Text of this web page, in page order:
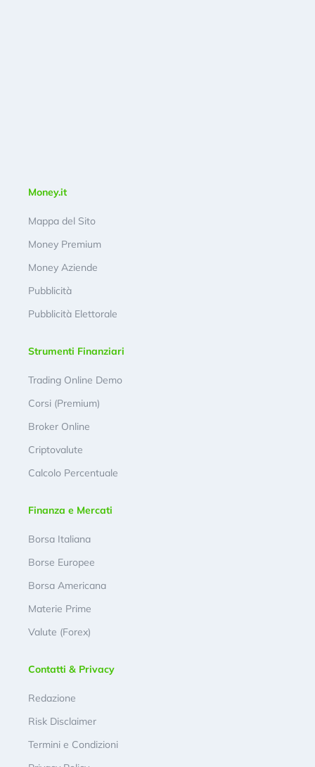
Money.it
Mappa del Sito
Money Premium
Money Aziende
Pubblicità
Pubblicità Elettorale
Strumenti Finanziari
Trading Online Demo
Corsi (Premium)
Broker Online
Criptovalute
Calcolo Percentuale
Finanza e Mercati
Borsa Italiana
Borse Europee
Borsa Americana
Materie Prime
Valute (Forex)
Contatti & Privacy
Redazione
Risk Disclaimer
Termini e Condizioni